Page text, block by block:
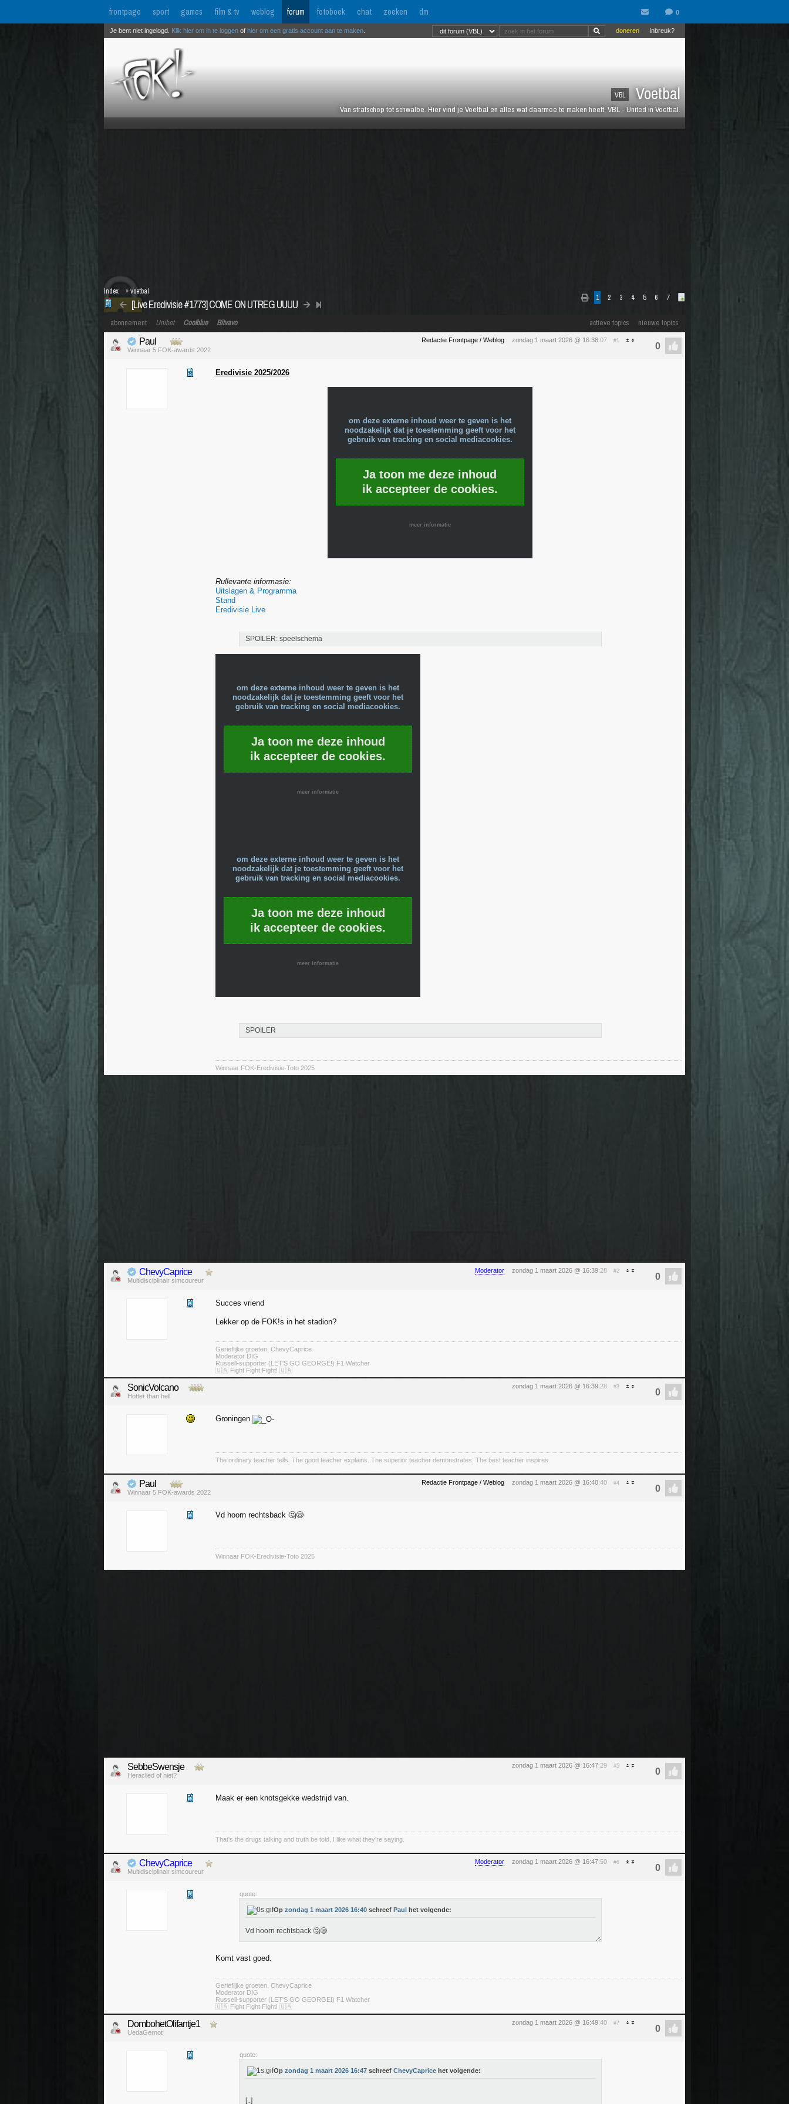
frontpage sport games film & tv weblog forum fotoboek chat zoeken dm
VBL Voetbal
Van strafschop tot schwalbe. Hier vind je Voetbal en alles wat daarmee te maken heeft. VBL - United in Voetbal.
inbreuk?
doneren
Je bent niet ingelogd. Klik hier om in te loggen of hier om een gratis account aan te maken
1 2 3 4 5 6 7
[Live Eredivisie #1773] COME ON UTREG UUUU
Index »voetbal
actieve topics nieuwe topics
abonnement Unibet Coolblue Bitvavo
Redactie Frontpage / Weblog zondag 1 maart 2026 @ 16:38:07 #1
Paul
Winnaar 5 FOK-awards 2022
Eredivisie 2025/2026
om deze externe inhoud weer te geven is het
noodzakelijk dat je toestemming geeft voor het
gebruik van tracking en social mediacookies.
Ja toon me deze inhoud
ik accepteer de cookies.
meer informatie
Rullevante informasie:
Uitslagen & Programma
Stand
Eredivisie Live
SPOILER: speelschema
om deze externe inhoud weer te geven is het
noodzakelijk dat je toestemming geeft voor het
gebruik van tracking en social mediacookies.
Ja toon me deze inhoud
ik accepteer de cookies.
meer informatie
om deze externe inhoud weer te geven is het
noodzakelijk dat je toestemming geeft voor het
gebruik van tracking en social mediacookies.
Ja toon me deze inhoud
ik accepteer de cookies.
meer informatie
SPOILER
Winnaar FOK-Eredivisie-Toto 2025
Moderator zondag 1 maart 2026 @ 16:39:28 #2
ChevyCaprice
Multidisciplinair simcoureur
Succes vriend
Lekker op de FOK!s in het stadion?
Gerieflijke groeten, ChevyCaprice
Moderator DIG
Russell-supporter (LET'S GO GEORGE!) F1 Watcher
🇺🇦 Fight Fight Fight! 🇺🇦
zondag 1 maart 2026 @ 16:39:28 #3
SonicVolcano
Hotter than hell
Groningen
The ordinary teacher tells. The good teacher explains. The superior teacher demonstrates. The best teacher inspires.
Redactie Frontpage / Weblog zondag 1 maart 2026 @ 16:40:40 #4
Paul
Winnaar 5 FOK-awards 2022
Vd hoorn rechtsback 🤔😪
Winnaar FOK-Eredivisie-Toto 2025
zondag 1 maart 2026 @ 16:47:29 #5
SebbeSwensje
Heraclied of niet?
Maak er een knotsgekke wedstrijd van.
That's the drugs talking and truth be told, I like what they're saying.
Moderator zondag 1 maart 2026 @ 16:47:50 #6
ChevyCaprice
Multidisciplinair simcoureur
quote:
Op zondag 1 maart 2026 16:40 schreef Paul het volgende:
Vd hoorn rechtsback 🤔😪
Komt vast goed.
Gerieflijke groeten, ChevyCaprice
Moderator DIG
Russell-supporter (LET'S GO GEORGE!) F1 Watcher
🇺🇦 Fight Fight Fight! 🇺🇦
zondag 1 maart 2026 @ 16:49:40 #7
DombohetOlifantje1
UedaGernot
quote:
Op zondag 1 maart 2026 16:47 schreef ChevyCaprice het volgende:
[..]